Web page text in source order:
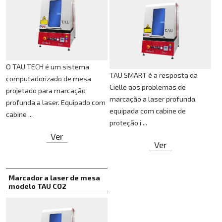
Lente de foco:
lente focal de campo plano
de 163 mm, área de trabalho de 110x110
mm, ponto mínimo de 30 μm, distância de
trabalho de 185 mm, profundidade de foco
Sistema de extração:capa de extração
posicionada perto da cabeça do scanner,
conectável ao sistema de filtragem
Funcionalidade do software:
gerenciamento dos principais formatos de
descrição de entidades vetoriais (dxf, ai,
vetoriais: o usuário pode verificar
antecipadamente a qualidade de seu
(sobreposições, pontos de abertura e
O TAU TECH é um sistema
computadorizado de mesa
projetado para marcação
profunda a laser. Equipado com
cabine ...
Ver
TAU SMART é a resposta da
Cielle aos problemas de
marcação a laser profunda,
equipada com cabine de
proteção i ...
Ver
Marcador a laser de mesa
modelo TAU CO2